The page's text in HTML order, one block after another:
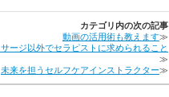
カテゴリ内の次の記事
動画の活用術も教えます≫
ージ以外でセラピストに求められること
≫
未来を担うセルフケアインストラクター≫